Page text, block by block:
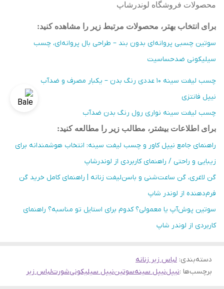
محصولات فروشگاه لوندرشاپ
برای انتخاب بهتر، محصولات مرتبط زیر را مشاهده کنید:
سوتین چسبی پروانه‌ای بدون بند – طراحی بال پروانه‌ای، چسب
سیلیکونی ضدحساسیت
چسب لیفت سینه ۱۰ عددی رنگ بدن – یکبار مصرف و ضدآب
نیپل فانتزی
چسب لیفت سینه نواری رول رنگ بدن ضدآب
برای اطلاعات بیشتر، مطالب زیر را مطالعه کنید:
راهنمای جامع نیپل کاور و چسب لیفت سینه: انتخاب هوشمندانه برای
زیبایی و راحتی / راهنمای کاربردی از لوندرشاپ
گن لاغری، گن ساعت‌شنی و باسن‌لیفت زنانه | راهنمای کامل خرید گن
فرم‌دهنده از لوندر شاپ
سوتین پوش‌آپ یا معمولی؟ کدوم برای استایل تو مناسبه؟ راهنمای
کاربردی از لوندر شاپ
دسته‌بندی: لباس زیر زنانه
برچسب‌ها :نیپلنیپل سینهسوتیننیپل سیلیکونیشورتلباس زیر